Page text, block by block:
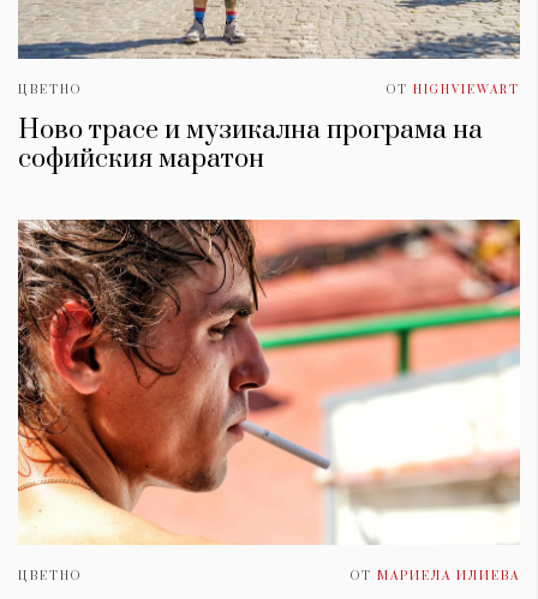
ЦВЕТНО ОТ HIGHVIEWART
Ново трасе и музикална програма на
софийския маратон
ЦВЕТНО ОТ МАРИЕЛА ИЛИЕВА